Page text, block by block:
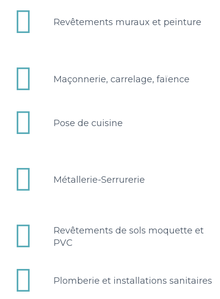

 Revêtements muraux et peinture

 Maçonnerie, carrelage, faïence

 Pose de cuisine

 Métallerie-Serrurerie


Revêtements de sols moquette et
PVC

 Plomberie et installations sanitaires